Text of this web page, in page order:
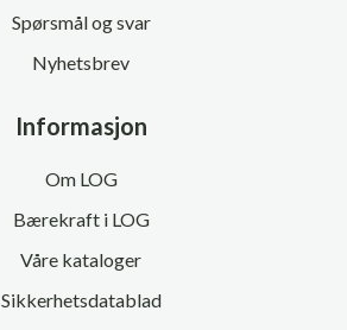
Spørsmål og svar
Nyhetsbrev
Informasjon
Om LOG
Bærekraft i LOG
Våre kataloger
Sikkerhetsdatablad